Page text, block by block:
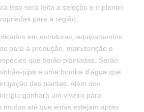
isso será feita a seleção e o plantio
para a região.
em estruturas, equipamentos
para a produção, manutenção e
que serão plantadas. Serão
pipa e uma bomba d’água que
das plantas. Além dos
ganhará um viveiro para
mudas até que estas estejam aptas